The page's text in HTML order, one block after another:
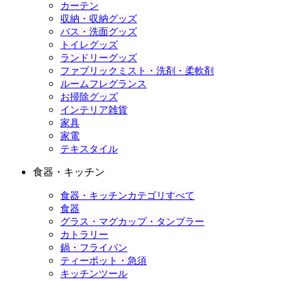
カーテン
収納・収納グッズ
バス・洗面グッズ
トイレグッズ
ランドリーグッズ
ファブリックミスト・洗剤・柔軟剤
ルームフレグランス
お掃除グッズ
インテリア雑貨
家具
家電
テキスタイル
食器・キッチン
食器・キッチンカテゴリすべて
食器
グラス・マグカップ・タンブラー
カトラリー
鍋・フライパン
ティーポット・急須
キッチンツール